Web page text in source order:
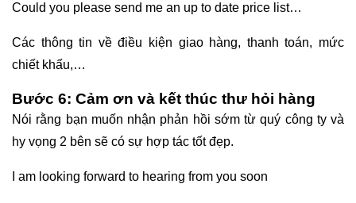
Could you please send me an up to date price list…
Các thông tin về điều kiện giao hàng, thanh toán, mức
chiết khấu,…
Bước 6: Cảm ơn và kết thúc thư hỏi hàng
Nói rằng bạn muốn nhận phản hồi sớm từ quý công ty và
hy vọng 2 bên sẽ có sự hợp tác tốt đẹp.
I am looking forward to hearing from you soon